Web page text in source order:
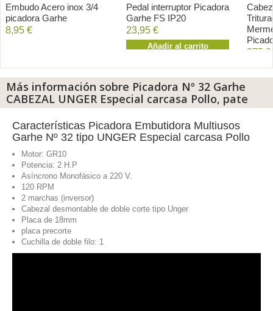
Embudo Acero inox 3/4
picadora Garhe
8,95 €
Pedal interruptor Picadora
Garhe FS IP20
23,95 €
Añadir al carrito
Más información sobre Picadora Nº 32 Garhe
CABEZAL UNGER Especial carcasa Pollo, pate
Características Picadora Embutidora Multiusos
Garhe Nº 32 tipo UNGER Especial carcasa Pollo
Motor: GR10
Potencia: 2 H.P
Asíncrono Monofásico a 220 V.
120 RPM
2 marchas (inversor)
Cabezal desmontable de doble corte tipo Unger
Placa de 18mm
placa precorte
Cuchilla de doble filo: 1